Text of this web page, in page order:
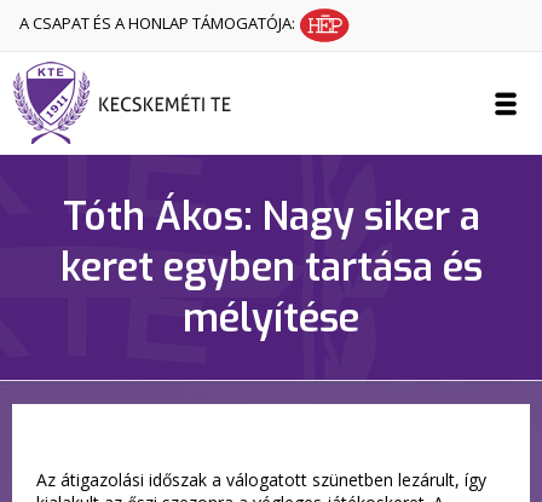
A CSAPAT ÉS A HONLAP TÁMOGATÓJA:
Tóth Ákos: Nagy siker a
keret egyben tartása és
mélyítése
Az átigazolási időszak a válogatott szünetben lezárult, így